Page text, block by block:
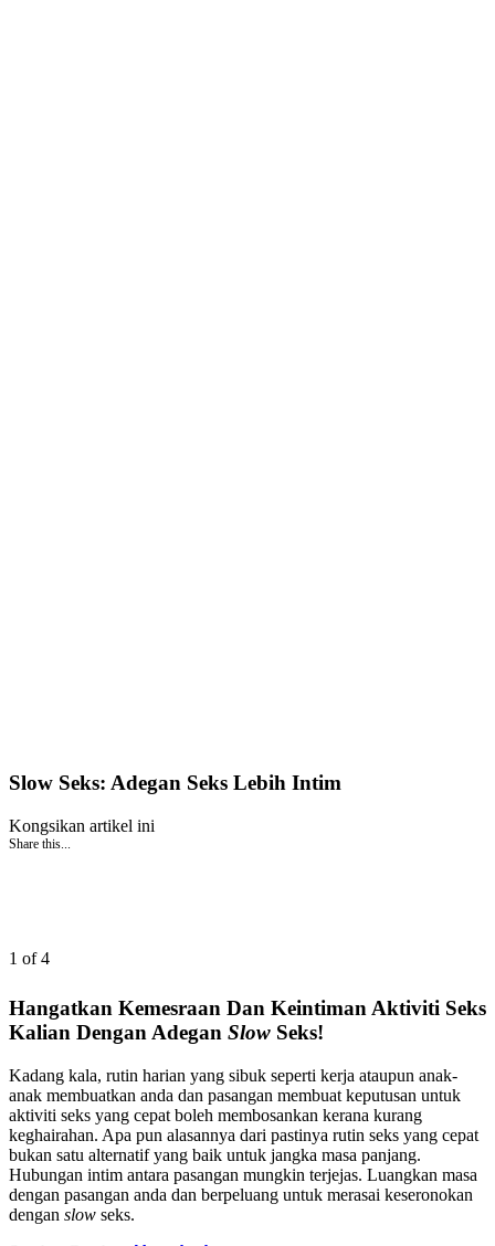
Slow Seks: Adegan Seks Lebih Intim
Kongsikan artikel ini
Share this...
1 of 4
Hangatkan Kemesraan Dan Keintiman Aktiviti Seks
Kalian Dengan Adegan Slow Seks!
Kadang kala, rutin harian yang sibuk seperti kerja ataupun anak-
anak membuatkan anda dan pasangan membuat keputusan untuk
aktiviti seks yang cepat boleh membosankan kerana kurang
keghairahan. Apa pun alasannya dari pastinya rutin seks yang cepat
bukan satu alternatif yang baik untuk jangka masa panjang.
Hubungan intim antara pasangan mungkin terjejas. Luangkan masa
dengan pasangan anda dan berpeluang untuk merasai keseronokan
dengan slow seks.